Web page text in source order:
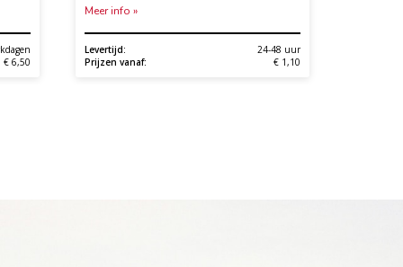
€ 6,50
Meer info »
Levertijd:
24-48 uur
Prijzen vanaf:
€ 1,10